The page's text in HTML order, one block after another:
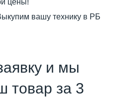
цены!
вашу технику в РБ
и мы
товар за 3